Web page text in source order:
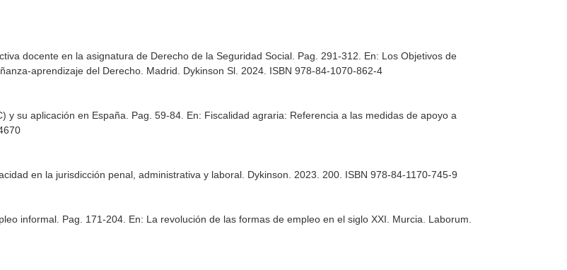
docente en la asignatura de Derecho de la Seguridad Social. Pag. 291-312. En: Los Objetivos de
aprendizaje del Derecho . Madrid. Dykinson Sl. 2024. ISBN 978-84-1070-862-4
y su aplicación en España. Pag. 59-84. En: Fiscalidad agraria: Referencia a las medidas de apoyo a
en la jurisdicción penal, administrativa y laboral . Dykinson. 2023. 200. ISBN 978-84-1170-745-9
informal. Pag. 171-204. En: La revolución de las formas de empleo en el siglo XXI . Murcia. Laborum.